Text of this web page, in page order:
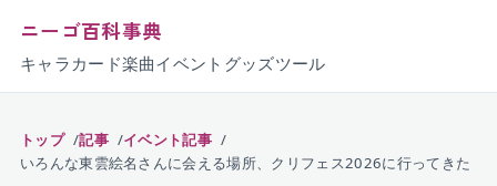
ニーゴ百科事典
キャラ カード楽曲イベント グッズツール
トップ 記事
イベント記事
いろんな東雲絵名さんに会える場所、クリフェス2026に行ってきた